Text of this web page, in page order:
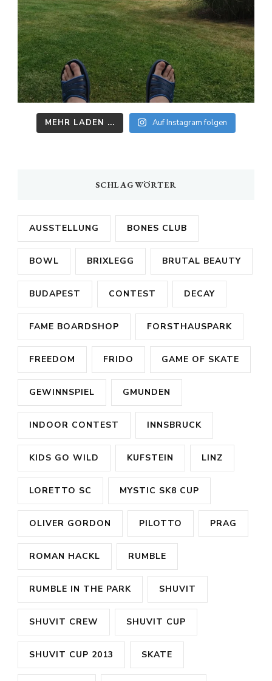
MEHR LADEN ... Auf Instagram folgen
SCHLAGWÖRTER
AUSSTELLUNG BONES CLUB
BOWL BRIXLEGG BRUTAL BEAUTY
BUDAPEST CONTEST DECAY
FAME BOARDSHOP FORSTHAUSPARK
FREEDOM FRIDO GAME OF SKATE
GEWINNSPIEL GMUNDEN
INDOOR CONTEST INNSBRUCK
KIDS GO WILD KUFSTEIN LINZ
LORETTO SC MYSTIC SK8 CUP
OLIVER GORDON PILOTTO PRAG
ROMAN HACKL RUMBLE
RUMBLE IN THE PARK SHUVIT
SHUVIT CREW SHUVIT CUP
SHUVIT CUP 2013 SKATE